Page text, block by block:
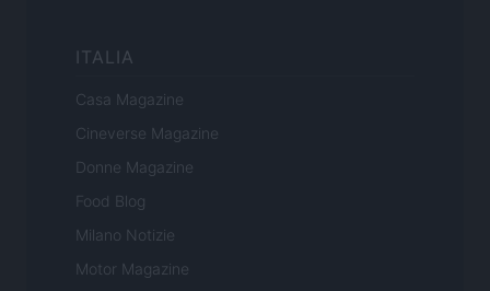
ITALIA
Casa Magazine
Cineverse Magazine
Donne Magazine
Food Blog
Milano Notizie
Motor Magazine